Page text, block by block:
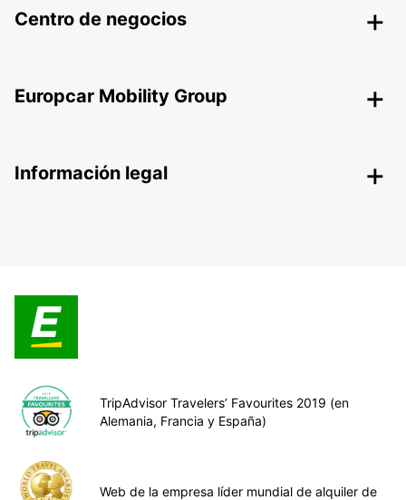
Centro de negocios
Europcar Mobility Group
Información legal
TripAdvisor Travelers’ Favourites 2019 (en
Alemania, Francia y España)
Web de la empresa líder mundial de alquiler de